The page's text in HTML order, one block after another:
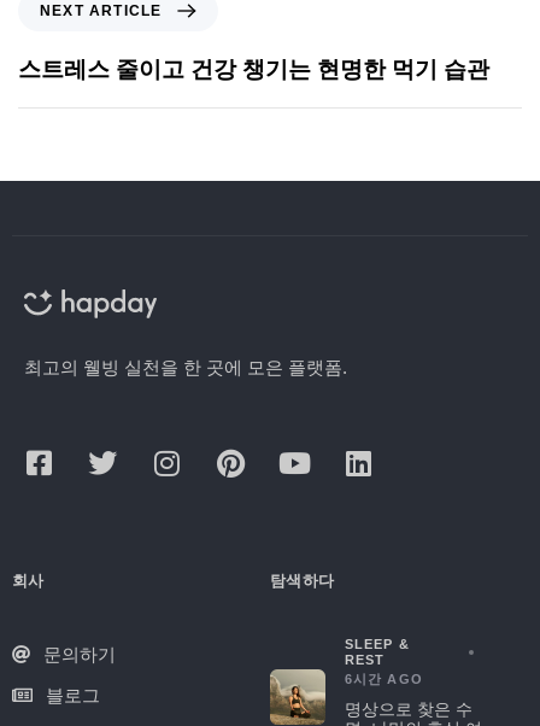
NEXT ARTICLE
스트레스 줄이고 건강 챙기는 현명한 먹기 습관
최고의 웰빙 실천을 한 곳에 모은 플랫폼.
회사
문의하기
블로그
탐색하다
SLEEP &
REST
6시간 AGO
명상으로 찾은 수